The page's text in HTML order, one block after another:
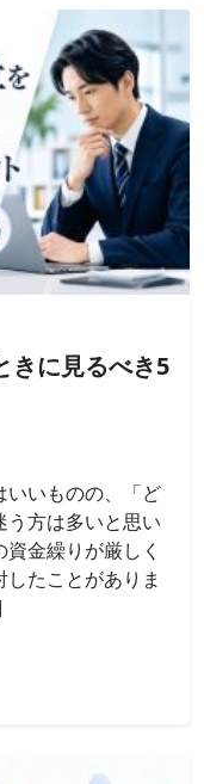
きに見るべき5
いいものの、「ど
方は多いと思い
金繰りが厳しく
たことがありま